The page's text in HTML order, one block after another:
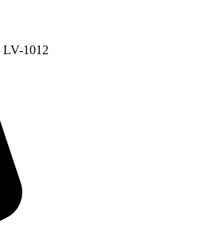
LV-1012